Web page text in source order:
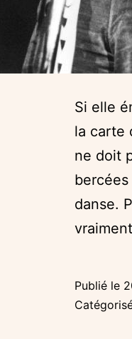
Si elle
la carte
ne doit
danse.
Publié le